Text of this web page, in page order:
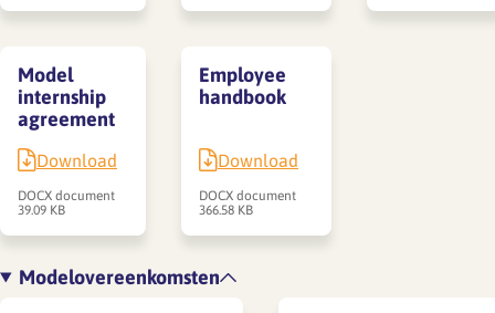
Model
internship
agreement
Download
DOCX document
39.09 KB
Employee
handbook
Download
DOCX document
366.58 KB
Modelovereenkomsten